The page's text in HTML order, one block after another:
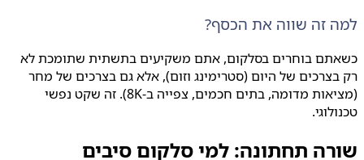
זה שווה את הכסף?
בוחרים בסלקום, אתם משקיעים בתשתית שתומכת לא
של היום (סטרימינג וזום), אלא גם בצרכים של מחר
(מציאות מדומה, בתים חכמים, צפייה ב-8K). זה שקט נפשי
תחתונה: למי סלקום סיבים